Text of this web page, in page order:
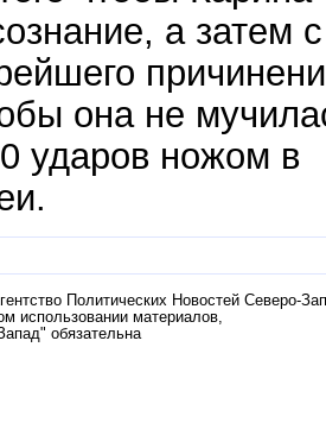
а затем с
она не
ударов ножом в
Политических Новостей Северо-
использовании материалов,
обязательна